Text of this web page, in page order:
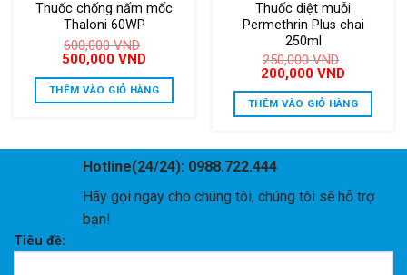
Thuốc chống nấm mốc
Thaloni 60WP
600,000VND
Giá
là:
600,000 VND.
500,000 VNDGiá
tại
là:
500,000 VND.
THÊM VÀO GIỎ HÀNG
Thuốc diệt muỗi
Permethrin Plus chai
250ml
250,000VND
Giá
là:
250,000 VND.
200,000 VNDGiá
tại
là:
THÊM VÀO GIỎ HÀNG
Hotline(24/24): 0988.722.444
Hãy gọi ngay cho chúng tôi, chúng tôi sẽ hỗ trợ
bạn!
Tiêu đề: